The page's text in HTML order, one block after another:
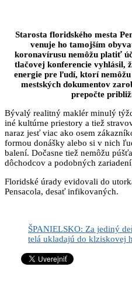
Starosta floridského mesta
venuje ho tamojším
koronavírusu nemôžu platiť
tlačovej konferencie vyhlásil,
energie pre ľudí, ktorí
mestských dokumentov
prepočte
Bývalý realitný maklér minulý
iné kultúrne priestory a tiež
naraz jesť viac ako osem
formou donášky alebo si v nich
balení. Dočasne tiež nemôžu
dôchodcov a podobných
Floridské úrady evidovali do
Pensacola, desať infikovaných.
ŠPANIELSKO: Za jediný
telá ukladajú do klziskovej